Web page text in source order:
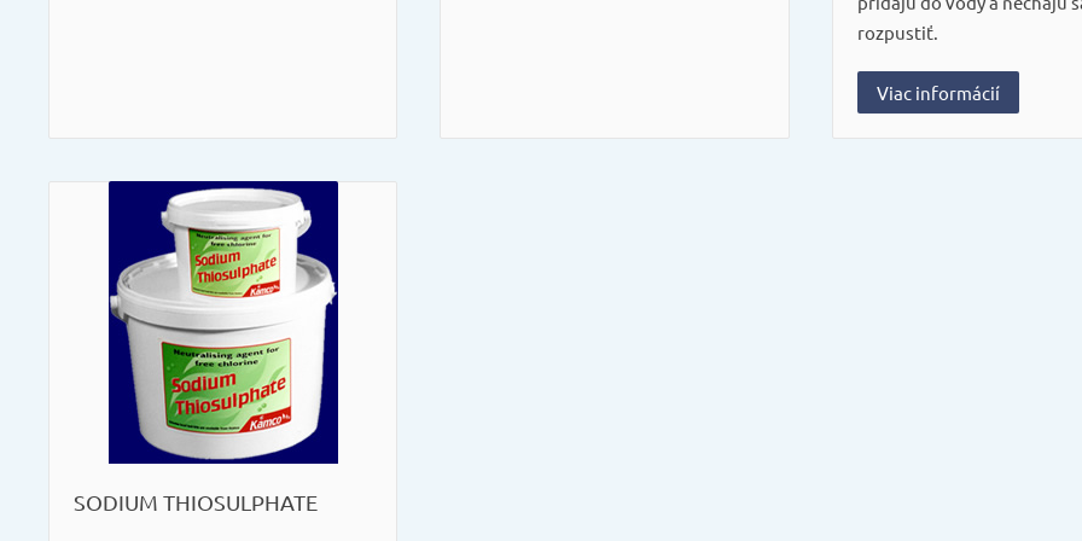
rozpustiť.
Viac informácií
SODIUM THIOSULPHATE